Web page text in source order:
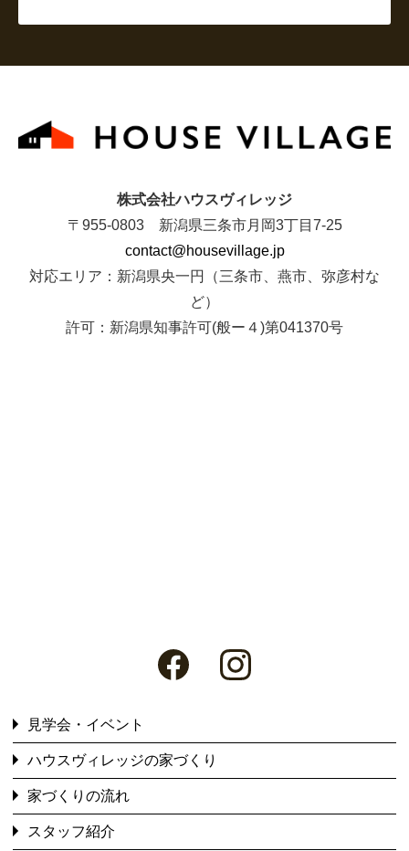
株式会社ハウスヴィレッジ
〒955-0803 新潟県三条市月岡3丁目7-25
contact@housevillage.jp
対応エリア：新潟県央一円（三条市、燕市、弥彦村な
ど）
許可：新潟県知事許可(般ー４)第041370号
見学会・イベント
ハウスヴィレッジの家づくり
家づくりの流れ
スタッフ紹介